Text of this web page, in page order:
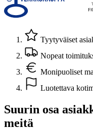
Tyytyväiset
Nopeat
Monipuoliset
Luotettava
Suurin osa
meitä